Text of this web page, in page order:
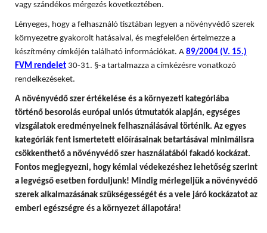
vagy szándékos mérgezés következtében.
Lényeges, hogy a felhasználó tisztában legyen a növényvédő szerek
környezetre gyakorolt hatásaival, és megfelelően értelmezze a
készítmény címkéjén található információkat. A 89/2004 (V. 15.)
FVM rendelet 30-31. §-a tartalmazza a címkézésre vonatkozó
rendelkezéseket.
A növényvédő szer értékelése és a környezeti kategóriába
történő besorolás európai uniós útmutatók alapján, egységes
vizsgálatok eredményeinek felhasználásával történik. Az egyes
kategóriák fent ismertetett előírásainak betartásával minimálisra
csökkenthető a növényvédő szer használatából fakadó kockázat.
Fontos megjegyezni, hogy kémiai védekezéshez lehetőség szerint
a legvégső esetben forduljunk! Mindig mérlegeljük a növényvédő
szerek alkalmazásának szükségességét és a vele járó kockázatot az
emberi egészségre és a környezet állapotára!